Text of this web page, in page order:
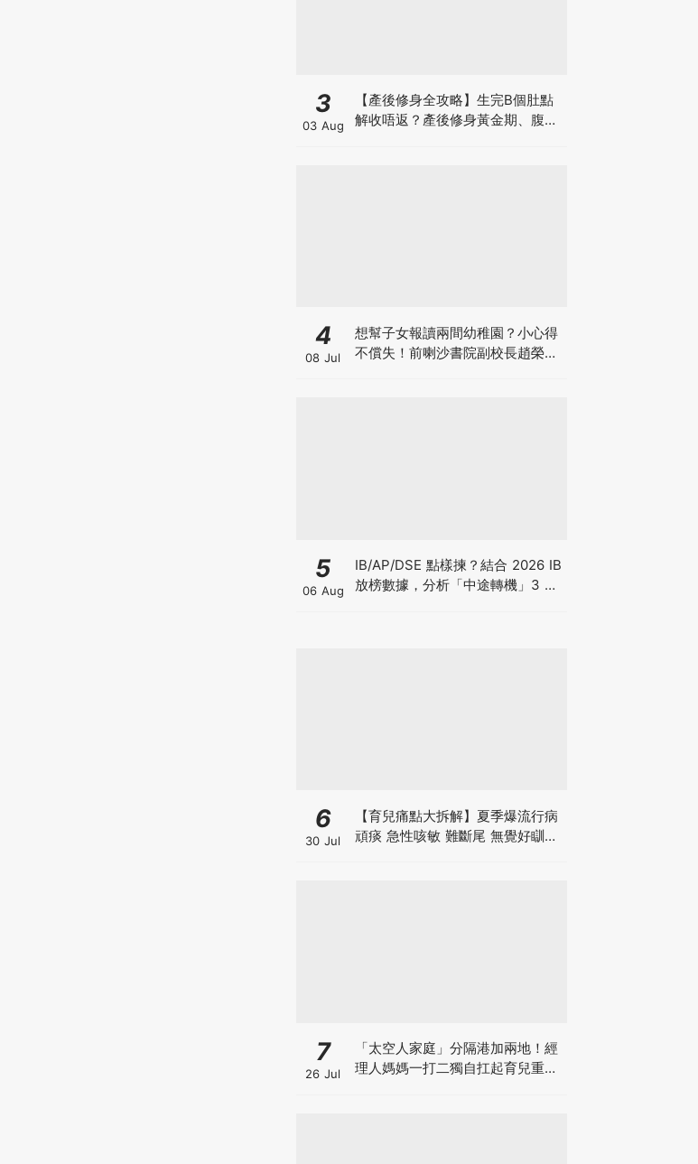
3
03 Aug
【產後修身全攻略】生完B個肚點
解收唔返？產後修身黃金期、腹直
4
08 Jul
想幫子女報讀兩間幼稚園？小心得
不償失！前喇沙書院副校長趙榮
5
06 Aug
IB/AP/DSE 點樣揀？結合 2026 IB
放榜數據，分析「中途轉機」3 大
6
30 Jul
【育兒痛點大拆解】夏季爆流行病
頑痰 急性咳敏 難斷尾 無覺好瞓？
7
26 Jul
「太空人家庭」分隔港加兩地！經
理人媽媽一打二獨自扛起育兒重